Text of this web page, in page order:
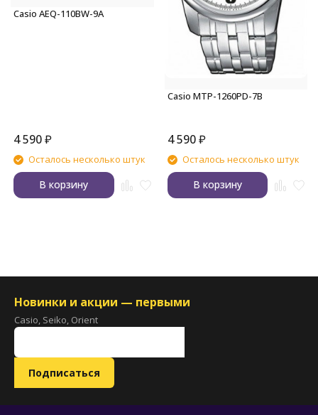
Casio AEQ-110BW-9A
4 590₽
Осталось несколько штук
В корзину
Casio MTP-1260PD-7B
4 590 ₽
Осталось несколько штук
В корзину
Новинки и акции — первыми
Casio, Seiko, Orient